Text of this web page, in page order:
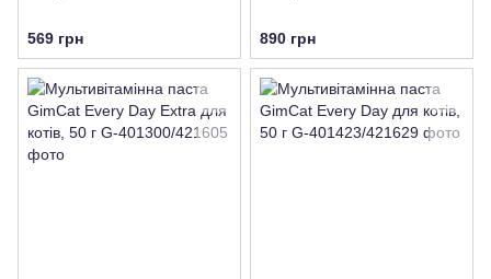
569 грн 890 грн